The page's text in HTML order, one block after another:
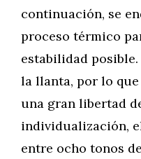
continuación, se
proceso térmico
estabilidad
la llanta, por lo
una gran libertad
individualización,
entre ocho tonos